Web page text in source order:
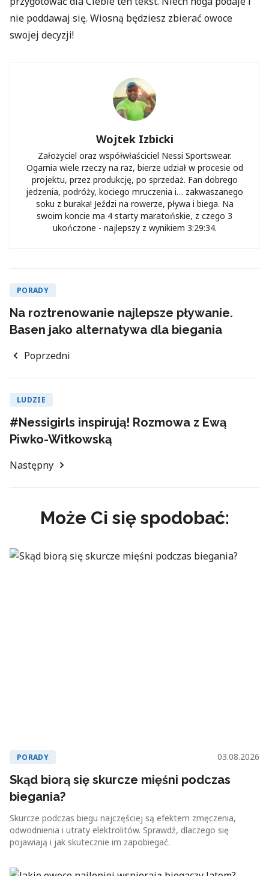
nie poddawaj się. Wiosną będziesz zbierać owoce
swojej decyzji!
Wojtek Izbicki
Założyciel oraz współwłaściciel Nessi Sportswear.
Ogarnia wiele rzeczy na raz, bierze udział w procesie od
projektu, przez produkcję, po sprzedaż. Fan dobrego
jedzenia, podróży, kociego mruczenia i… zakwaszanego
soku z buraka! Jeździ na rowerze, pływa i biega. Na
swoim koncie ma 4 starty maratońskie, z czego 3
ukończone - najlepszy z wynikiem 3:29:34.
PORADY
Na roztrenowanie najlepsze pływanie.
Basen jako alternatywa dla biegania
Poprzedni
LUDZIE
#Nessigirls inspirują! Rozmowa z Ewą
Piwko-Witkowską
Następny
Może Ci się spodobać:
PORADY 03.08.2026
Skąd biorą się skurcze mięśni podczas
biegania?
Skurcze podczas biegu najczęściej są efektem zmęczenia,
odwodnienia i utraty elektrolitów. Sprawdź, dlaczego się
pojawiają i jak skutecznie im zapobiegać.